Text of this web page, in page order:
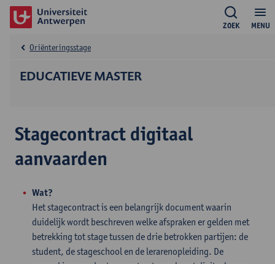
MENU
ZOEK
EDUCATIEVE MASTER
Oriënteringsstage
Stagecontract digitaal
aanvaarden
Wat?
Het stagecontract is een belangrijk document waarin
duidelijk wordt beschreven welke afspraken er gelden met
betrekking tot stage tussen de drie betrokken partijen: de
student, de stageschool en de lerarenopleiding. De